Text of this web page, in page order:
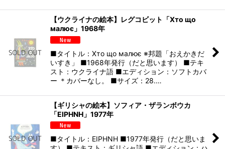
【ウクライナの絵本】レグコビット「Хто що
малює」1968年
■タイトル：Хто що малює ※邦題「おえかきだ
いすき」 ■1968年発行（だと思います） ■テキ
スト：ウクライナ語 ■エディション：ソフトカバ
ー ＊カバーなし。 ■サイズ：28.…
【ギリシャの絵本】ソフィア・ザランボウカ
「EIPHNH」1977年
■タイトル：EIPHNH ■1977年発行（だと思いま